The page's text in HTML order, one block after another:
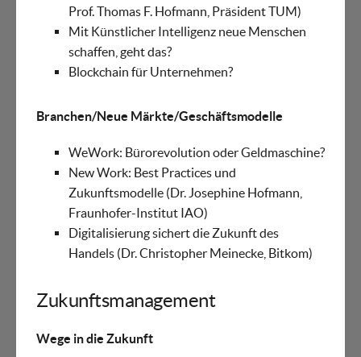
Prof. Thomas F. Hofmann, Präsident TUM)
Mit Künstlicher Intelligenz neue Menschen
schaffen, geht das?
Blockchain für Unternehmen?
Branchen/Neue Märkte/Geschäftsmodelle
WeWork: Bürorevolution oder Geldmaschine?
New Work: Best Practices und
Zukunftsmodelle (Dr. Josephine Hofmann,
Fraunhofer-Institut IAO)
Digitalisierung sichert die Zukunft des
Handels (Dr. Christopher Meinecke, Bitkom)
Zukunftsmanagement
Wege in die Zukunft